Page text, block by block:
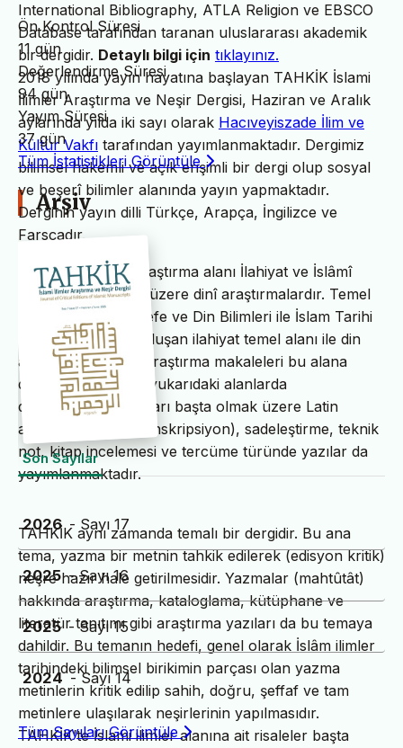
International Bibliography, ATLA Religion ve EBSCO
Database tarafından taranan uluslararası akademik
bir dergidir. Detaylı bilgi için tıklayınız.
2018 yılında yayın hayatına başlayan TAHKİK İslami
İlimler Araştırma ve Neşir Dergisi, Haziran ve Aralık
aylarında yılda iki sayı olarak Hacıveyiszade İlim ve
Kültür Vakfı tarafından yayımlanmaktadır. Dergimiz
bilimsel hakemli ve açık erişimli bir dergi olup sosyal
ve beşerî bilimler alanında yayın yapmaktadır.
Derginin yayın dilli Türkçe, Arapça, İngilizce ve
Farsçadır.
TAHKİK’in temel araştırma alanı İlahiyat ve İslâmî
ilimler başta olmak üzere dinî araştırmalardır. Temel
İslam Bilimleri, Felsefe ve Din Bilimleri ile İslam Tarihi
ve Sanatları’ndan oluşan ilahiyat temel alanı ile din
alanındaki bilimsel araştırma makaleleri bu alana
dâhildir. TAHKİK’te yukarıdaki alanlarda
değerlendirme yazıları başta olmak üzere Latin
alfabesine nakil (transkripsiyon), sadeleştirme, teknik
not, kitap incelemesi ve tercüme türünde yazılar da
yayımlanmaktadır.
TAHKİK aynı zamanda temalı bir dergidir. Bu ana
tema, yazma bir metnin tahkik edilerek (edisyon kritik)
neşre hazır hale getirilmesidir. Yazmalar (mahtûtât)
hakkında araştırma, kataloglama, kütüphane ve
literatür tanıtımı gibi araştırma yazıları da bu temaya
dahildir. Bu temanın hedefi, genel olarak İslâm ilimler
tarihindeki bilimsel birikimin parçası olan yazma
metinlerin kritik edilip sahih, doğru, şeffaf ve tam
metinlere ulaşılarak neşirlerinin yapılmasıdır.
TAHKİK’te İslami ilimler alanına ait risaleler başta
Ön Kontrol Süresi
11 gün
Değerlendirme Süresi
94 gün
Yayım Süresi
37 gün
Tüm İstatistikleri Görüntüle
Arşiv
Son Sayılar
2026 - Sayı 17
2025 - Sayı 16
2025 - Sayı 15
2024 - Sayı 14
Tüm Sayıları Görüntüle